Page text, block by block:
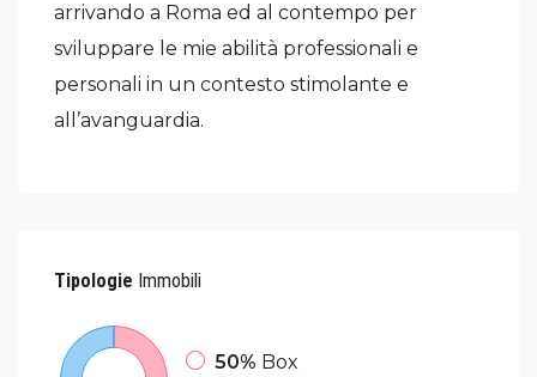
arrivando a Roma ed al contempo per
sviluppare le mie abilità professionali e
personali in un contesto stimolante e
all’avanguardia.
Tipologie Immobili
50% Box